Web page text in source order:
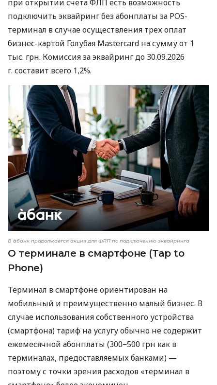
при открытии счета ФЛП есть возможность
подключить эквайринг без абонплаты за POS-
терминал в случае осуществления трех оплат
бизнес-картой Голубая Mastercard на сумму от 1
тыс. грн. Комиссия за эквайринг до 30.09.2026
г. составит всего 1,2%.
В àбанк продолжается акция для ФЛП по подключению эквайринга
О терминале в смартфоне (Tap to
Phone)
Терминал в смартфоне ориентирован на
мобильный и преимущественно малый бизнес. В
случае использования собственного устройства
(смартфона) тариф на услугу обычно не содержит
ежемесячной абонплаты (300−500 грн как в
терминалах, предоставляемых банками) —
поэтому с точки зрения расходов «терминал в